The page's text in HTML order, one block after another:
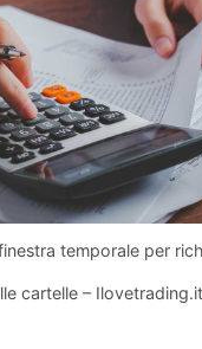
temporale per
cartelle – Ilovetrading.it